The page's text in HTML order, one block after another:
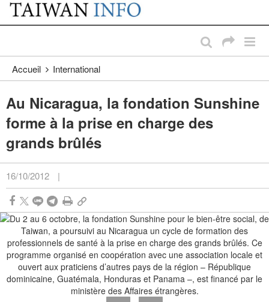
Passer au contenu principal
:::
Accueil International
Au Nicaragua, la fondation Sunshine
forme à la prise en charge des
grands brûlés
16/10/2012 |